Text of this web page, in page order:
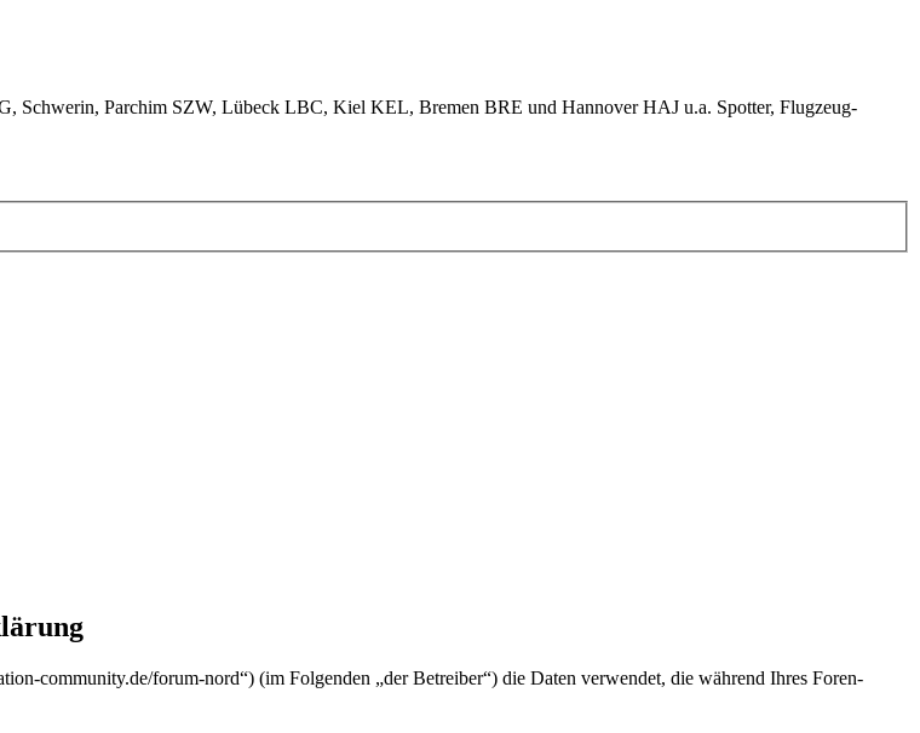
Schwerin, Parchim SZW, Lübeck LBC, Kiel KEL, Bremen BRE und Hannover HAJ u.a. Spotter, Flugzeug-
community.de/forum-nord“) (im Folgenden „der Betreiber“) die Daten verwendet, die während Ihres Foren-